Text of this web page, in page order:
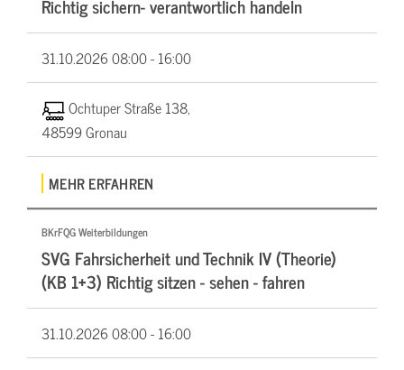
Richtig sichern- verantwortlich handeln
31.10.202608:00 - 16:00
Ochtuper Straße 138,
48599 Gronau
MEHR ERFAHREN
BKrFQG Weiterbildungen
SVG Fahrsicherheit und Technik IV (Theorie)
(KB 1+3) Richtig sitzen - sehen - fahren
31.10.202608:00 - 16:00